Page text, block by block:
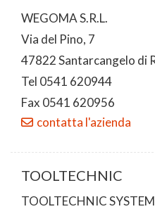
WEGOMA S.R.L.
Via del Pino, 7
47822 Santarcangelo di
Tel 0541 620944
Fax 0541 620956
contatta l'azienda
TOOLTECHNIC
TOOLTECHNIC